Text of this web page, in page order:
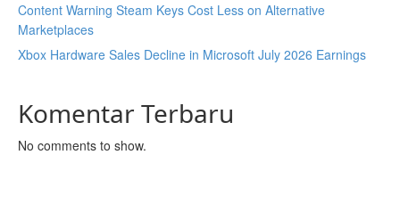
Content Warning Steam Keys Cost Less on Alternative
Marketplaces
Xbox Hardware Sales Decline in Microsoft July 2026 Earnings
Komentar Terbaru
No comments to show.